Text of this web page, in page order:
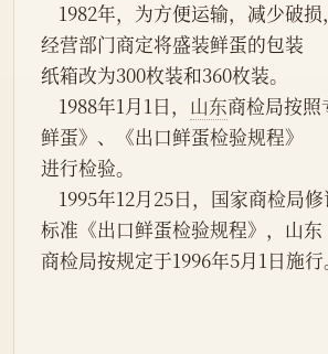
经营部门商定将盛装鲜蛋的包装
纸箱改为300枚装和360枚装。
    1988年1月1日，
山东商检局按照
鲜蛋》、《出口鲜蛋检验规程》
进行检验。
标准《出口鲜蛋检验规程》，山东
商检局按规定于1996年5月1日施行